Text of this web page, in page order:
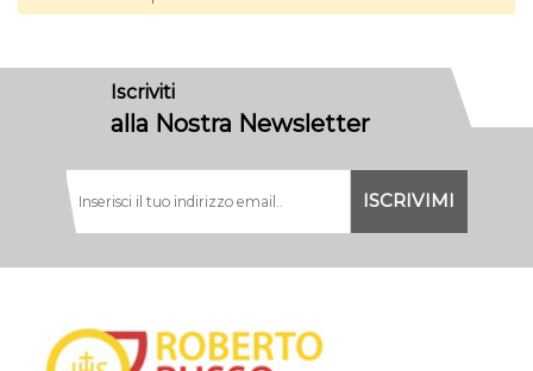
Iscriviti
alla Nostra Newsletter